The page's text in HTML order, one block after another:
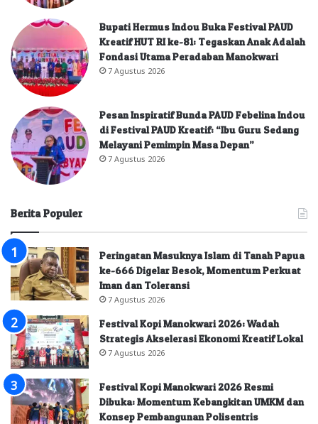
Bupati Hermus Indou Buka Festival PAUD
Kreatif HUT RI ke-81: Tegaskan Anak Adalah
Fondasi Utama Peradaban Manokwari
7 Agustus 2026
Pesan Inspiratif Bunda PAUD Febelina Indou
di Festival PAUD Kreatif: “Ibu Guru Sedang
Melayani Pemimpin Masa Depan”
7 Agustus 2026
Berita Populer
Peringatan Masuknya Islam di Tanah Papua
ke-666 Digelar Besok, Momentum Perkuat
Iman dan Toleransi
7 Agustus 2026
Festival Kopi Manokwari 2026: Wadah
Strategis Akselerasi Ekonomi Kreatif Lokal
7 Agustus 2026
Festival Kopi Manokwari 2026 Resmi
Dibuka: Momentum Kebangkitan UMKM dan
Konsep Pembangunan Polisentris